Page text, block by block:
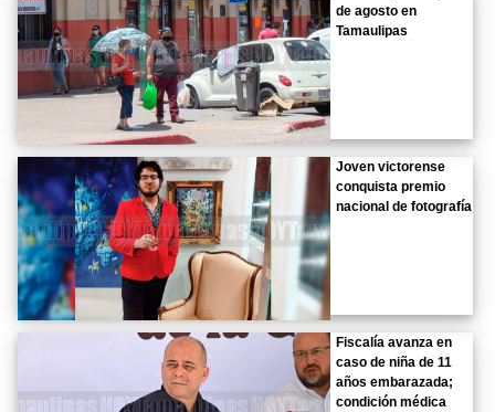
de agosto en
Tamaulipas
Joven victorense
conquista premio
nacional de fotografía
Fiscalía avanza en
caso de niña de 11
años embarazada;
condición médica